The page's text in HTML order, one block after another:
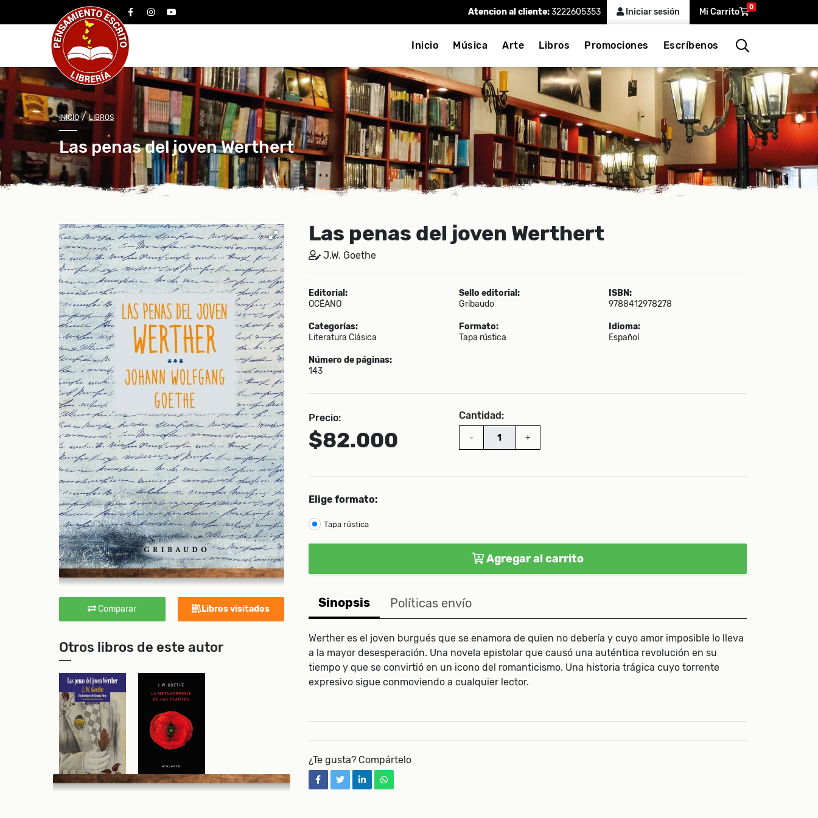
facebookinstagram
youtube Atencion al cliente:3222605353 Iniciar sesión Mi Carrito 0
Inicio Música Arte Libros Promociones Escríbenos
INICIO/LIBROS
Las penas del joven Werthert
Las penas del joven Werthert
J.W. Goethe
Editorial:
OCÉANO
Sello editorial:
Gribaudo
ISBN:
9788412978278
Categorías:
Literatura Clásica
Formato:
Tapa rústica
Idioma:
Español
Número de páginas:
143
Precio:
$82.000
Cantidad:
- +
Elige formato:
Tapa rústica
Agregar al carrito
Comparar Libros visitados
Otros libros de este autor
Sinopsis Políticas envío
Werther es el joven burgués que se enamora de quien no debería y cuyo amor imposible lo lleva
a la mayor desesperación. Una novela epistolar que causó una auténtica revolución en su
tiempo y que se convirtió en un icono del romanticismo. Una historia trágica cuyo torrente
expresivo sigue conmoviendo a cualquier lector.
¿Te gusta? Compártelo
facebooktwitterlinkedinwhatsapp